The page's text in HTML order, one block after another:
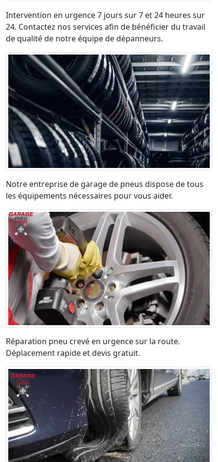
Intervention en urgence 7 jours sur 7 et 24 heures sur
24. Contactez nos services afin de bénéficier du travail
de qualité de notre équipe de dépanneurs.
Notre entreprise de garage de pneus dispose de tous
les équipements nécessaires pour vous aider.
Réparation pneu crevé en urgence sur la route.
Déplacement rapide et devis gratuit.